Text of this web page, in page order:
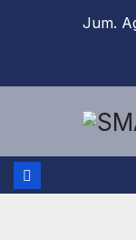
Jum.